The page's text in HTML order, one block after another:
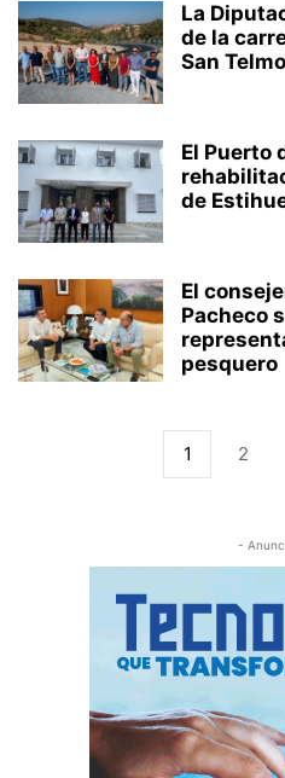
La
de la
San Telmo
El Puerto
de
El
Pacheco
pesquero
1 2
-